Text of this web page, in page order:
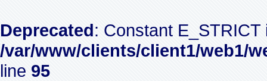
Deprecated: Constant
/var/www/clients/client1/web1/
line 95